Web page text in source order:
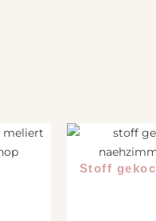
Stoff